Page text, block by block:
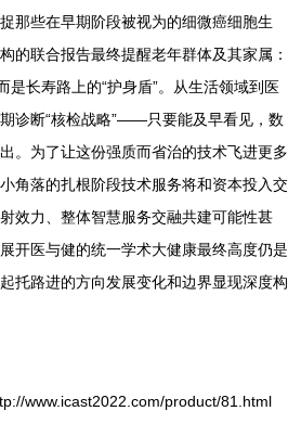
那些在早期阶段被视为的细微癌细胞生
的联合报告最终提醒老年群体及其家属：
是长寿路上的“护身盾”。从生活领域到医
诊断“核检战略”——只要能及早看见，数
。为了让这份强质而省治的技术飞进更多
角落的扎根阶段技术服务将和资本投入交
效力、整体智慧服务交融共建可能性甚
开医与健的统一学术大健康最终高度仍是
托路进的方向发展变化和边界显现深度构
www.icast2022.com/product/81.html